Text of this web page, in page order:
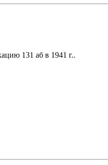
131 аб в 1941 г..